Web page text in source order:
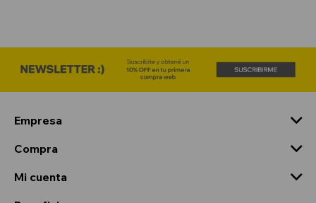
Empresa
Compra
Mi cuenta